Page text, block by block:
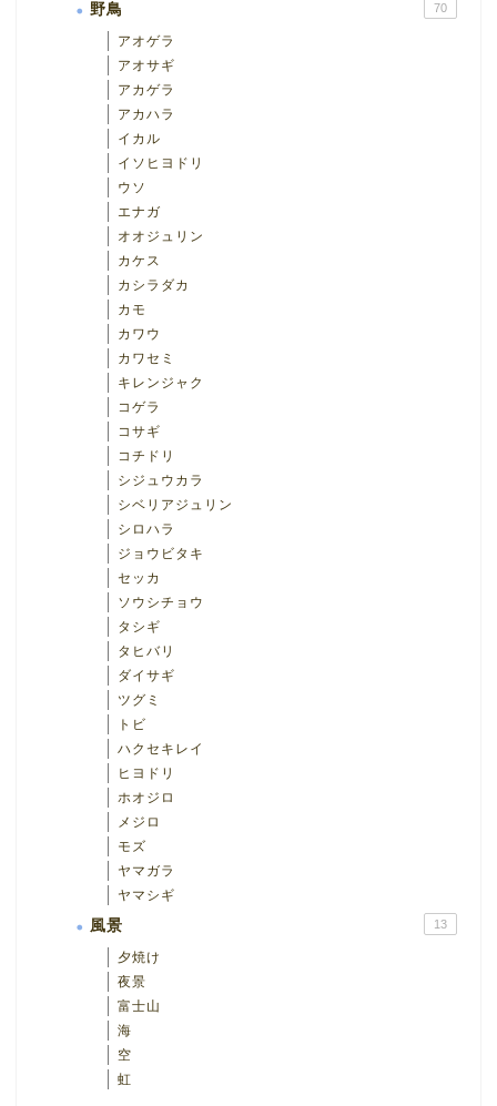
野鳥 70
アオゲラ
アオサギ
アカゲラ
アカハラ
イカル
イソヒヨドリ
ウソ
エナガ
オオジュリン
カケス
カシラダカ
カモ
カワウ
カワセミ
キレンジャク
コゲラ
コサギ
コチドリ
シジュウカラ
シベリアジュリン
シロハラ
ジョウビタキ
セッカ
ソウシチョウ
タシギ
タヒバリ
ダイサギ
ツグミ
トビ
ハクセキレイ
ヒヨドリ
ホオジロ
メジロ
モズ
ヤマガラ
ヤマシギ
風景 13
夕焼け
夜景
富士山
海
空
虹